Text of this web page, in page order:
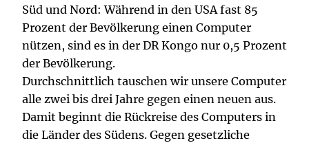
Süd und Nord: Während in den USA fast 85
Prozent der Bevölkerung einen Computer
nützen, sind es in der DR Kongo nur 0,5 Prozent
der Bevölkerung.
Durchschnittlich tauschen wir unsere Computer
alle zwei bis drei Jahre gegen einen neuen aus.
Damit beginnt die Rückreise des Computers in
die Länder des Südens. Gegen gesetzliche